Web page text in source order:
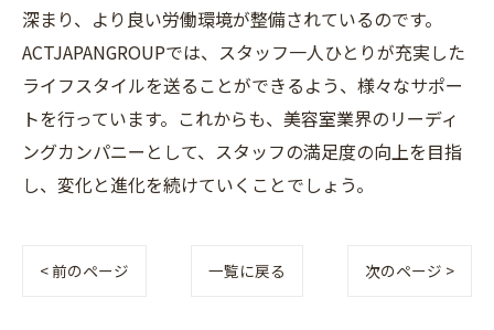
深まり、より良い労働環境が整備されているのです。
ACTJAPANGROUPでは、スタッフ一人ひとりが充実した
ライフスタイルを送ることができるよう、様々なサポー
トを行っています。これからも、美容室業界のリーディ
ングカンパニーとして、スタッフの満足度の向上を目指
し、変化と進化を続けていくことでしょう。
< 前のページ 一覧に戻る 次のページ >